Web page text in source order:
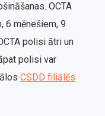
OCTA
6 mēnešiem, 9
polisi ātri un
polisi var
CSDD filiālēs